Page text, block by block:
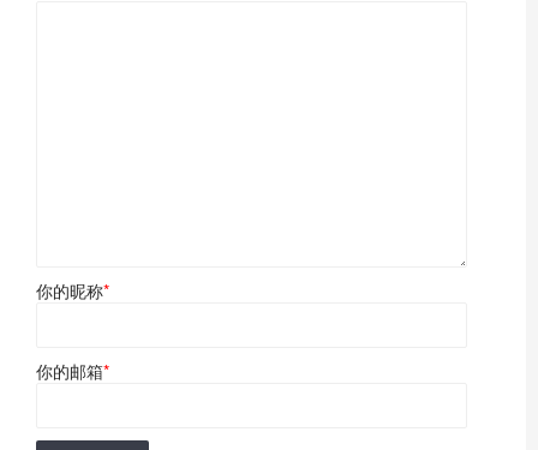
你的昵称*
你的邮箱*